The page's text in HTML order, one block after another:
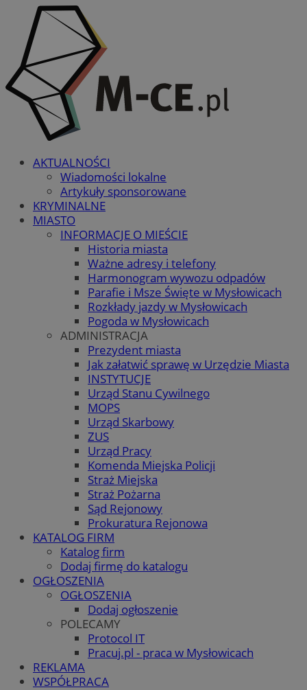
AKTUALNOŚCI
Wiadomości lokalne
Artykuły sponsorowane
KRYMINALNE
MIASTO
INFORMACJE O MIEŚCIE
Historia miasta
Ważne adresy i telefony
Harmonogram wywozu odpadów
Parafie i Msze Święte w Mysłowicach
Rozkłady jazdy w Mysłowicach
Pogoda w Mysłowicach
ADMINISTRACJA
Prezydent miasta
Jak załatwić sprawę w Urzędzie Miasta
INSTYTUCJE
Urząd Stanu Cywilnego
MOPS
Urząd Skarbowy
ZUS
Urząd Pracy
Komenda Miejska Policji
Straż Miejska
Straż Pożarna
Sąd Rejonowy
Prokuratura Rejonowa
KATALOG FIRM
Katalog firm
Dodaj firmę do katalogu
OGŁOSZENIA
OGŁOSZENIA
Dodaj ogłoszenie
POLECAMY
Protocol IT
Pracuj.pl - praca w Mysłowicach
REKLAMA
WSPÓŁPRACA